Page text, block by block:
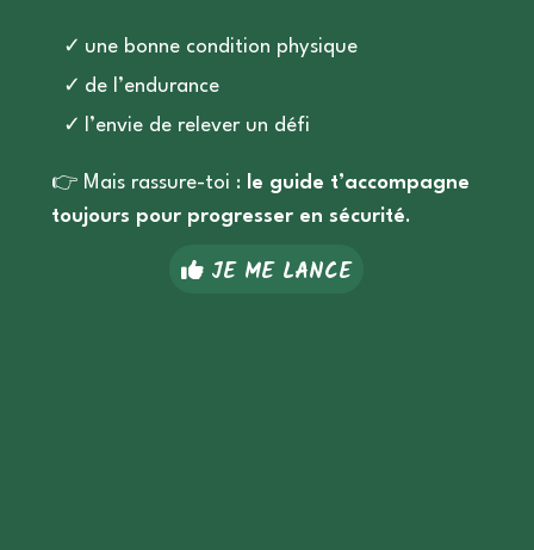
une bonne condition physique
de l’endurance
l’envie de relever un défi
👉 Mais rassure-toi : le guide t’accompagne
toujours pour progresser en sécurité.
JE ME LANCE